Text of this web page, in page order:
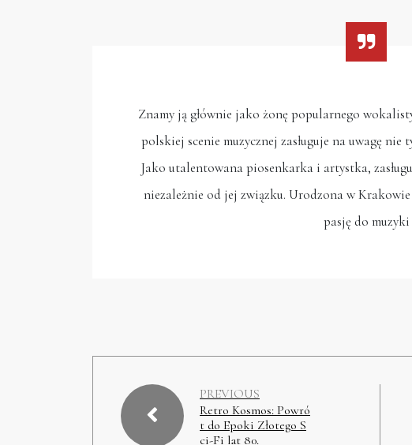
Znamy ją głównie jako żonę popularnego
polskiej scenie muzycznej zasługuje na uwagę nie
Jako utalentowana piosenkarka i artystka,
niezależnie od jej związku. Urodzona w Krakowie
pasję do
PREVIOUS
Retro Kosmos: Powró
t do Epoki Złotego S
ci-Fi lat 80.